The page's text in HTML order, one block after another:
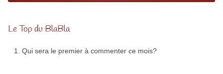
Le Top du BlaBla
Qui sera le premier à commenter ce mois?